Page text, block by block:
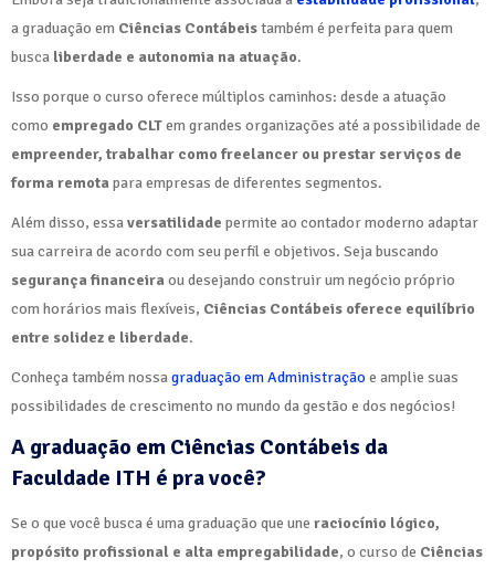
a graduação em Ciências Contábeistambém é perfeita para quem
busca liberdade e autonomia na atuação.
Isso porque o curso oferece múltiplos caminhos: desde a atuação
como empregado CLTem grandes organizações até a possibilidade de
empreender, trabalhar como freelancer ou prestar serviços de
forma remota para empresas de diferentes segmentos.
Além disso, essaversatilidade permite ao contador moderno adaptar
sua carreira de acordo com seu perfil e objetivos. Seja buscando
segurança financeira ou desejando construir um negócio próprio
com horários mais flexíveis, Ciências Contábeis oferece equilíbrio
entre solidez e liberdade.
Conheça também nossagraduação em Administração e amplie suas
possibilidades de crescimento no mundo da gestão e dos negócios!
A graduação em Ciências Contábeis da
Faculdade ITH é pra você?
Se o que você busca é uma graduação que une raciocínio lógico,
propósito profissional e alta empregabilidade, o curso de Ciências